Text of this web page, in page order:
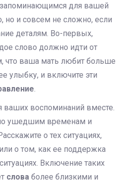
запоминающимся для вашей
но и совсем не сложно, если
деталям. Во-первых,
слово должно идти от
что ваша мать любит больше
улыбку, и включите эти
ваших воспоминаний вместе.
ушедшим временам и
о тех ситуациях,
о том, как ее поддержка
Включение таких
слова более близкими и